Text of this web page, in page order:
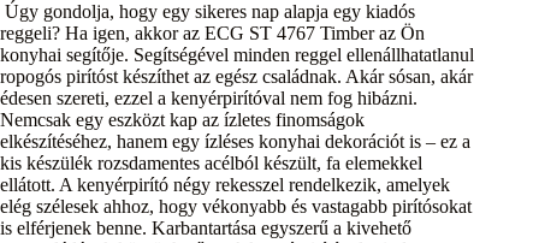
Úgy gondolja, hogy egy sikeres nap alapja egy kiadós
reggeli? Ha igen, akkor az ECG ST 4767 Timber az Ön
konyhai segítője. Segítségével minden reggel ellenállhatatlanul
ropogós pirítóst készíthet az egész családnak. Akár sósan, akár
édesen szereti, ezzel a kenyérpirítóval nem fog hibázni.
Nemcsak egy eszközt kap az ízletes finomságok
elkészítéséhez, hanem egy ízléses konyhai dekorációt is – ez a
kis készülék rozsdamentes acélból készült, fa elemekkel
ellátott. A kenyérpirító négy rekesszel rendelkezik, amelyek
elég szélesek ahhoz, hogy vékonyabb és vastagabb pirítósokat
is elférjenek benne. Karbantartása egyszerű a kivehető